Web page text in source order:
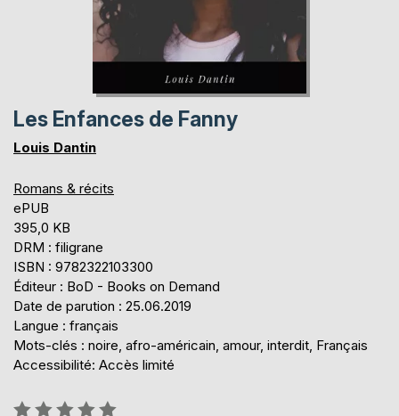
Les Enfances de Fanny
Louis Dantin
Romans & récits
ePUB
395,0 KB
DRM : filigrane
ISBN : 9782322103300
Éditeur : BoD - Books on Demand
Date de parution : 25.06.2019
Langue : français
Mots-clés : noire, afro-américain, amour, interdit, Français
Accessibilité: Accès limité
Évaluation: